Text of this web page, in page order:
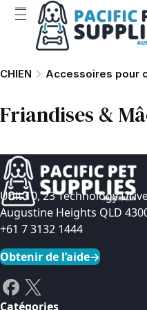
CHIEN Accessoires pour
Friandises &
Unit 10, 23 Technology
Augustine Heights QLD
+61 7 3132 1444
Obtenir de l’aide→
Catégories